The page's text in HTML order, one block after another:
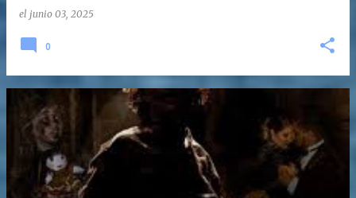
el junio 03, 2025
0